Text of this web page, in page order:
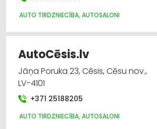
AUTO TIRDZNIECĪBA, AUTOSALONI
AutoCēsis.lv
Jāņa Poruka 23, Cēsis, Cēsu nov.,
LV-4101
+371 25188205
AUTO TIRDZNIECĪBA, AUTOSALONI